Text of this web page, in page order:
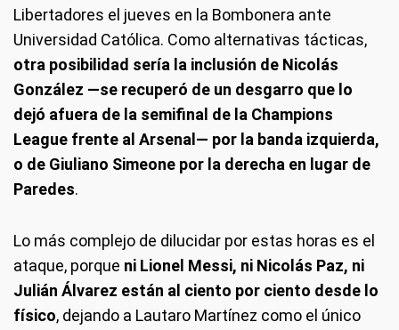
Libertadores el jueves en la Bombonera ante
Universidad Católica. Como alternativas tácticas,
otra posibilidad sería la inclusión de Nicolás
González —se recuperó de un desgarro que lo
dejó afuera de la semifinal de la Champions
League frente al Arsenal— por la banda izquierda,
o de Giuliano Simeone por la derecha en lugar de
Paredes.
Lo más complejo de dilucidar por estas horas es el
ataque, porque ni Lionel Messi, ni Nicolás Paz, ni
Julián Álvarez están al ciento por ciento desde lo
físico, dejando a Lautaro Martínez como el único